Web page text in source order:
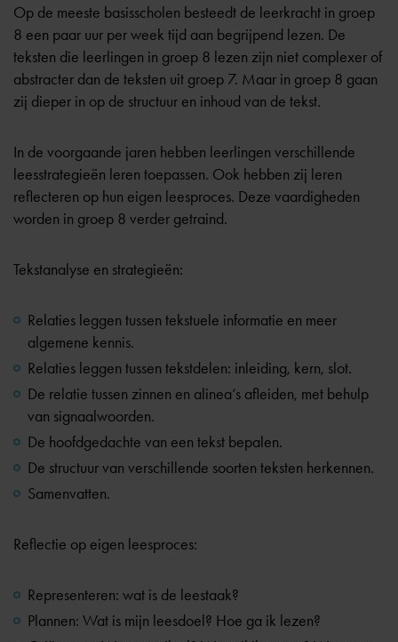
Op de meeste basisscholen besteedt de leerkracht in groep
8 een paar uur per week tijd aan begrijpend lezen. De
teksten die leerlingen in groep 8 lezen zijn niet complexer of
abstracter dan de teksten uit groep 7. Maar in groep 8 gaan
zij dieper in op de structuur en inhoud van de tekst.
In de voorgaande jaren hebben leerlingen verschillende
leesstrategieën leren toepassen. Ook hebben zij leren
reflecteren op hun eigen leesproces. Deze vaardigheden
worden in groep 8 verder getraind.
Tekstanalyse en strategieën:
Relaties leggen tussen tekstuele informatie en meer
algemene kennis.
Relaties leggen tussen tekstdelen: inleiding, kern, slot.
De relatie tussen zinnen en alinea’s afleiden, met behulp
van signaalwoorden.
De hoofdgedachte van een tekst bepalen.
De structuur van verschillende soorten teksten herkennen.
Samenvatten.
Reflectie op eigen leesproces:
Representeren: wat is de leestaak?
Plannen: Wat is mijn leesdoel? Hoe ga ik lezen?